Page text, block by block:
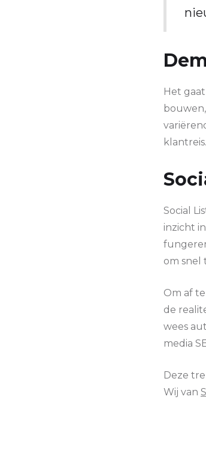
Het
klantreis.
Social
inzicht
om snel
Om af
de
wees
media
Deze
Wij van